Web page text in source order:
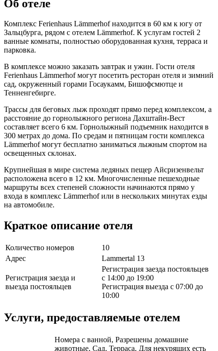
Об отеле
Комплекс Ferienhaus Lämmerhof находится в 60 км к югу от
Зальцбурга, рядом с отелем Lämmerhof. К услугам гостей 2
ванные комнаты, полностью оборудованная кухня, терраса и
парковка.
В комплексе можно заказать завтрак и ужин. Гости отеля
Ferienhaus Lämmerhof могут посетить ресторан отеля и зимний
сад, окруженный горами Госаукамм, Бишофсмютце и
Тенненгебирге.
Трассы для беговых лыж проходят прямо перед комплексом, а
расстояние до горнолыжного региона Дахштайн-Вест
составляет всего 6 км. Горнолыжный подъемник находится в
300 метрах до дома. По средам и пятницам гости комплекса
Lämmerhof могут бесплатно заниматься лыжным спортом на
освещенных склонах.
Крупнейшая в мире система ледяных пещер Айсризенвельт
расположена всего в 12 км. Многочисленные пешеходные
маршруты всех степеней сложности начинаются прямо у
входа в комплекс Lämmerhof или в нескольких минутах езды
на автомобиле.
Краткое описание отеля
Количество номеров
10
Адрес
Lammertal 13
Регистрация заезда и
выезда постояльцев
Регистрация заезда постояльцев
с 14:00 до 19:00
Регистрация выезда с 07:00 до
10:00
Услуги, предоставляемые отелем
Номера с ванной, Разрешены домашние
животные, Сад, Терраса, Для некурящих есть